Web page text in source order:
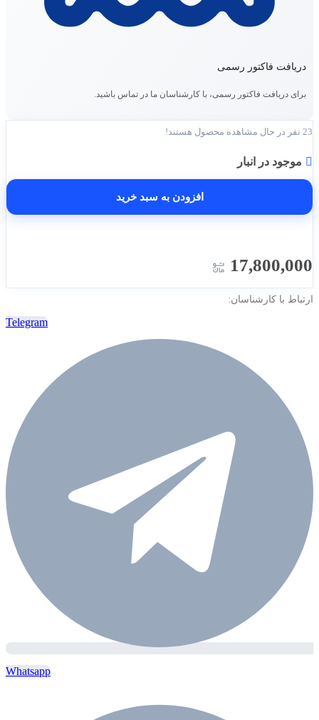
دریافت فاکتور رسمی
برای دریافت فاکتور رسمی، با کارشناسان ما در تماس باشید.
23 نفر در حال مشاهده محصول هستند!
موجود در انبار
افزودن به سبد خرید
17,800,000
ارتباط با کارشناسان:
Telegram
Whatsapp